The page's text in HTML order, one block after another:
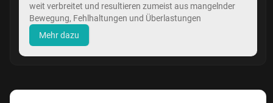
weit verbreitet und resultieren zumeist aus mangelnder
Bewegung, Fehlhaltungen und Überlastungen
Mehr dazu